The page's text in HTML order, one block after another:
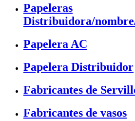
Papeleras
Distribuidora/
Papelera AC
Papelera Distribuidor
Fabricantes de
Fabricantes de vasos